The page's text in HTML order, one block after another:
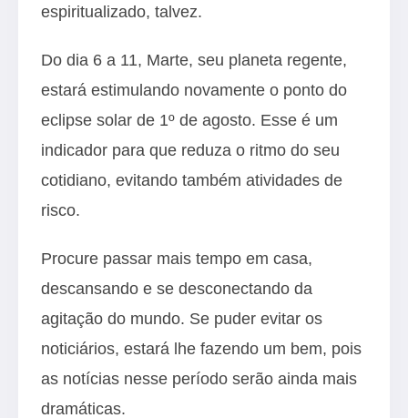
espiritualizado, talvez.
Do dia 6 a 11, Marte, seu planeta regente,
estará estimulando novamente o ponto do
eclipse solar de 1º de agosto. Esse é um
indicador para que reduza o ritmo do seu
cotidiano, evitando também atividades de
risco.
Procure passar mais tempo em casa,
descansando e se desconectando da
agitação do mundo. Se puder evitar os
noticiários, estará lhe fazendo um bem, pois
as notícias nesse período serão ainda mais
dramáticas.